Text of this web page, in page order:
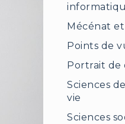
Mécénat
Points de
Portrait de
Sciences
vie
Sciences